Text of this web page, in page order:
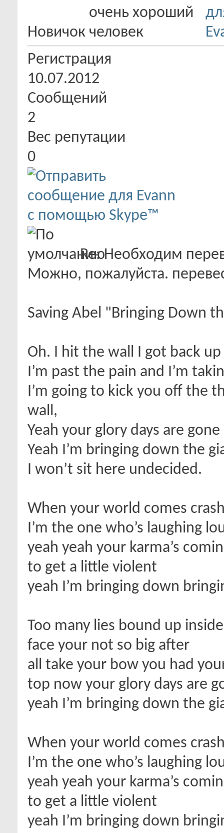
Новичок
Регистрация
10.07.2012
Сообщений
2
Вес репутации
0
Re: Необходим
Можно, пожалуйста.
Saving Abel "Bringing Down
Oh. I hit the wall I got back
I’m past the pain and I’m
I’m going to kick you off the
wall,
Yeah your glory days are
Yeah I’m bringing down the
I won’t sit here undecided.
When your world comes
I’m the one who’s laughing
yeah yeah your karma’s
to get a little violent
yeah I’m bringing down
Too many lies bound up
face your not so big after
all take your bow you had
top now your glory days are
yeah I’m bringing down the
When your world comes
I’m the one who’s laughing
yeah yeah your karma’s
to get a little violent
yeah I’m bringing down